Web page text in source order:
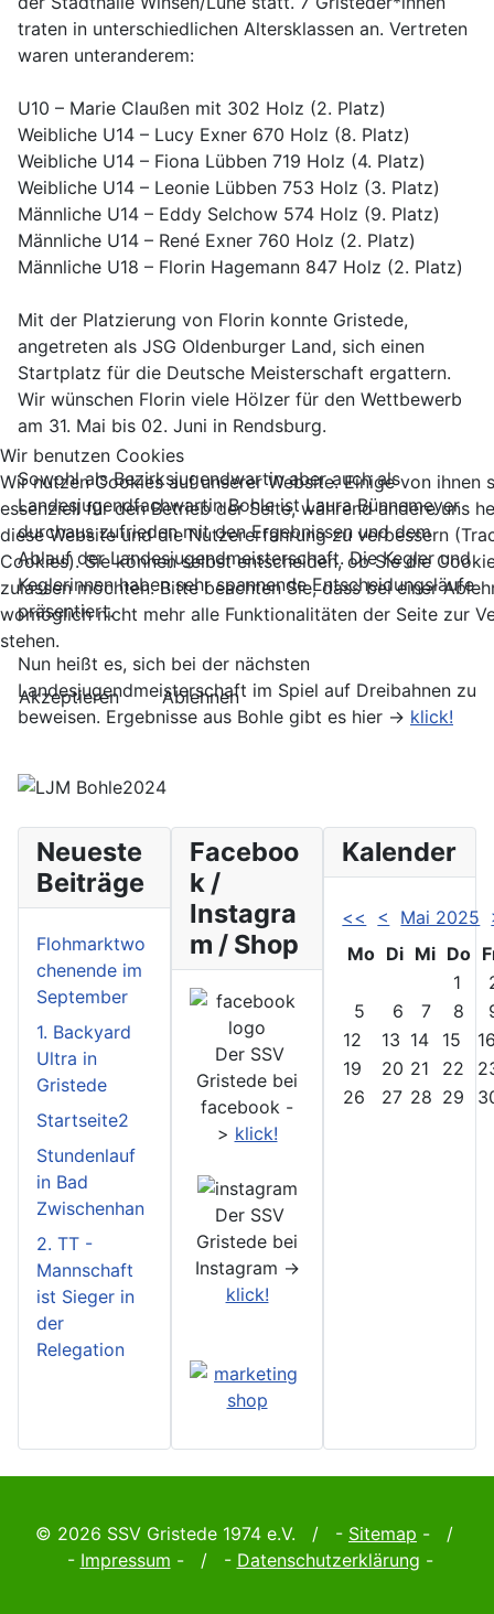
traten in unterschiedlichen Altersklassen an. Vertreten
waren unteranderem:
U10 – Marie Claußen mit 302 Holz (2. Platz)
Weibliche U14 – Lucy Exner 670 Holz (8. Platz)
Weibliche U14 – Fiona Lübben 719 Holz (4. Platz)
Weibliche U14 – Leonie Lübben 753 Holz (3. Platz)
Männliche U14 – Eddy Selchow 574 Holz (9. Platz)
Männliche U14 – René Exner 760 Holz (2. Platz)
Männliche U18 – Florin Hagemann 847 Holz (2. Platz)
Mit der Platzierung von Florin konnte Gristede,
angetreten als JSG Oldenburger Land, sich einen
Startplatz für die Deutsche Meisterschaft ergattern.
Wir wünschen Florin viele Hölzer für den Wettbewerb
am 31. Mai bis 02. Juni in Rendsburg.
Sowohl als Bezirksjugendwartin aber auch als
Landesjugendfachwartin Bohle ist Laura Bünnemeyer
durchaus zufrieden mit den Ergebnissen und dem
Ablauf der Landesjugendmeisterschaft. Die Kegler und
Keglerinnen haben sehr spannende Entscheidungsläufe
präsentiert.
Nun heißt es, sich bei der nächsten
Landesjugendmeisterschaft im Spiel auf Dreibahnen zu
beweisen. Ergebnisse aus Bohle gibt es hier -> klick!
Neueste
Beiträge
Flohmarktwo
chenende im
September
1. Backyard
Ultra in
Gristede
Startseite2
Stundenlauf
in Bad
Zwischenhan
2. TT -
Mannschaft
ist Sieger in
der
Relegation
Faceboo
k /
Instagra
m / Shop
Der SSV
Gristede bei
facebook -
> klick!
Der SSV
Gristede bei
Instagram ->
klick!
Kalender
<< < Mai 2025
Mo Di Mi Do
1
5
6 7 8
12
13 14 15
19
20 21 22
26
27 28 29
© 2026 SSV Gristede 1974 e.V. / - Sitemap - /
- Impressum - / - Datenschutzerklärung -
Wir benutzen Cookies
Wir nutzen Cookies auf unserer Website. Einige von ihnen
essenziell für den Betrieb der Seite, während andere uns
diese Website und die Nutzererfahrung zu verbessern
Cookies). Sie können selbst entscheiden, ob Sie die
zulassen möchten. Bitte beachten Sie, dass bei einer
womöglich nicht mehr alle Funktionalitäten der Seite zur
stehen.
Akzeptieren Ablehnen